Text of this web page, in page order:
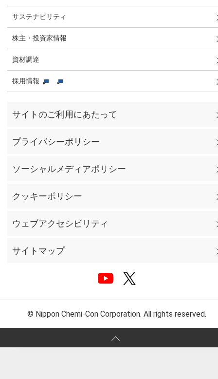
サステナビリティ
株主・投資家情報
資材調達
採用情報
サイトのご利用にあたって
プライバシーポリシー
ソーシャルメディアポリシー
クッキーポリシー
ウェブアクセシビリティ
サイトマップ
© Nippon Chemi-Con Corporation. All rights reserved.